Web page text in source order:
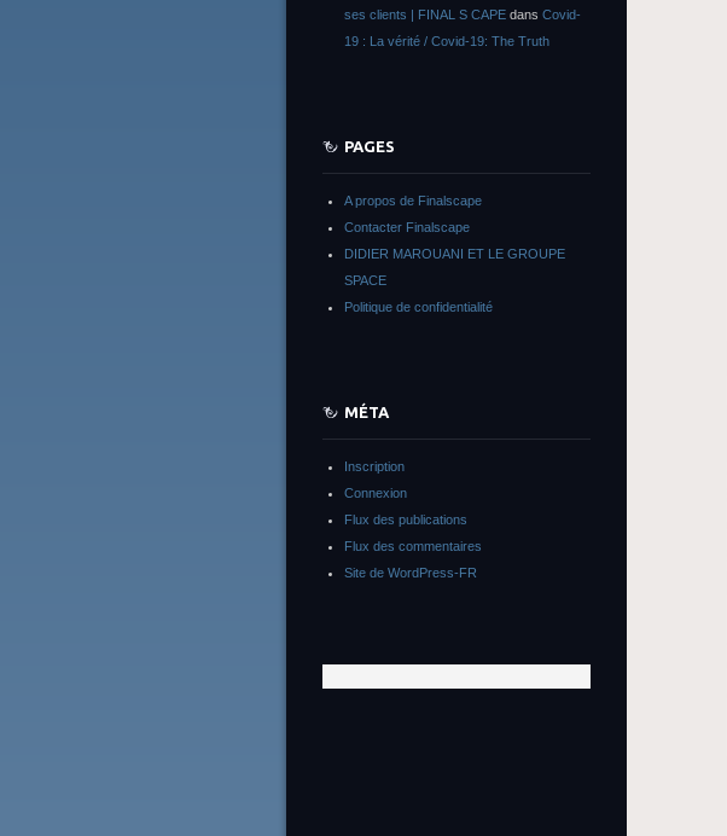
ses clients | FINAL S CAPE dans Covid-
19 : La vérité / Covid-19: The Truth
PAGES
A propos de Finalscape
Contacter Finalscape
DIDIER MAROUANI ET LE GROUPE
SPACE
Politique de confidentialité
MÉTA
Inscription
Connexion
Flux des publications
Flux des commentaires
Site de WordPress-FR